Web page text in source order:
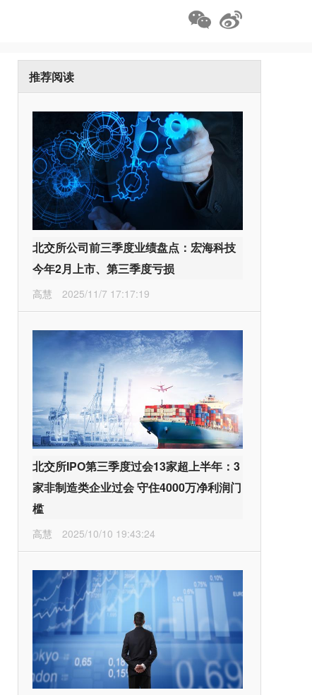
推荐阅读
北交所公司前三季度业绩盘点：宏海科技
今年2月上市、第三季度亏损
高慧 2025/11/7 17:17:19
北交所IPO第三季度过会13家超上半年：3
家非制造类企业过会 守住4000万净利润门
槛
高慧 2025/10/10 19:43:24